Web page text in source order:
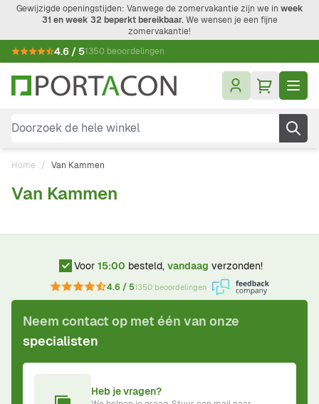
Ga naar de inhoud
Gewijzigde openingstijden: Vanwege de zomervakantie zijn we in week
31 en week 32 beperkt bereikbaar.We wensen je een fijne
zomervakantie!
4.6 / 51350 beoordelingen
Doorzoek de hele winkel
Home / Van Kammen
Van Kammen
Voor 15:00 besteld, vandaag verzonden!
4.6 / 51350 beoordelingen
Neem contact op met één van onze
specialisten
Heb je vragen?